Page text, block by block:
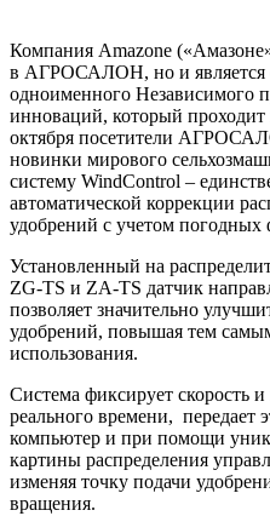
Компания Amazone
в АГРОСАЛОН, но и является
одноименного Независимого
инноваций, который
октября посетители
новинки мирового
систему WindControl –
автоматической коррекции
удобрений с учетом погодных
Установленный на
ZG-TS и ZA-TS датчик
позволяет значительно
удобрений, повышая тем
использования.
Система фиксирует скорость
реального времени, передает
компьютер и при помощи
картины распределения
изменяя точку подачи
вращения.